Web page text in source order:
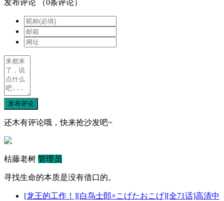
发布评论 （0条评论）
发布评论
还木有评论哦，快来抢沙发吧~
枯藤老树 管理员
寻找生命的本质是没有借口的。
[龙王的工作！][白鸟士郎×こげたおこげ][全71话]高清中